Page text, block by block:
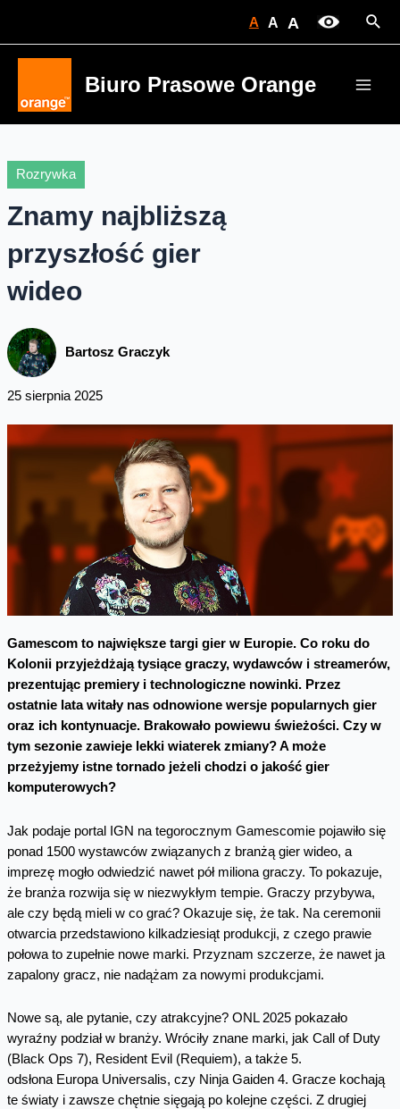
A A A
Biuro Prasowe Orange
Rozrywka
Znamy najbliższą
przyszłość gier
wideo
Bartosz Graczyk
25 sierpnia 2025
Gamescom to największe targi gier w Europie. Co roku do
Kolonii przyjeżdżają tysiące graczy, wydawców i streamerów,
prezentując premiery i technologiczne nowinki. Przez
ostatnie lata witały nas odnowione wersje popularnych gier
oraz ich kontynuacje. Brakowało powiewu świeżości. Czy w
tym sezonie zawieje lekki wiaterek zmiany? A może
przeżyjemy istne tornado jeżeli chodzi o jakość gier
komputerowych?
Jak podaje portal IGN na tegorocznym Gamescomie pojawiło się
ponad 1500 wystawców związanych z branżą gier wideo, a
imprezę mogło odwiedzić nawet pół miliona graczy. To pokazuje,
że branża rozwija się w niezwykłym tempie. Graczy przybywa,
ale czy będą mieli w co grać? Okazuje się, że tak. Na ceremonii
otwarcia przedstawiono kilkadziesiąt produkcji, z czego prawie
połowa to zupełnie nowe marki. Przyznam szczerze, że nawet ja
zapalony gracz, nie nadążam za nowymi produkcjami.
Nowe są, ale pytanie, czy atrakcyjne? ONL 2025 pokazało
wyraźny podział w branży. Wróciły znane marki, jak Call of Duty
(Black Ops 7), Resident Evil (Requiem), a także 5.
odsłona Europa Universalis, czy Ninja Gaiden 4. Gracze kochają
te światy i zawsze chętnie sięgają po kolejne części. Z drugiej